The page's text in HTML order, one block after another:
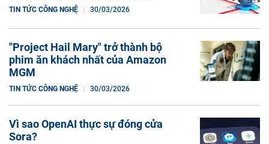
TIN TỨC CÔNG NGHỆ 30/03/2026
"Project Hail Mary" trở thành bộ
phim ăn khách nhất của Amazon
MGM
TIN TỨC CÔNG NGHỆ 30/03/2026
Vì sao OpenAI thực sự đóng cửa
Sora?